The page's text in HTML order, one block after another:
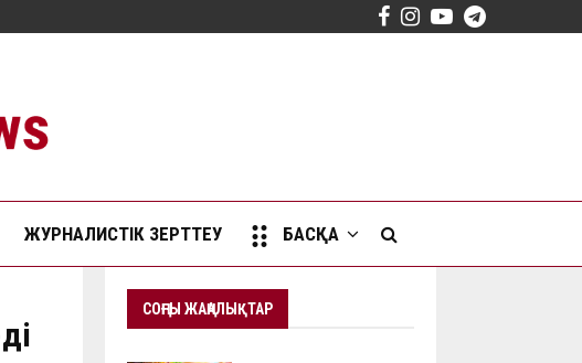
Facebook
Instagram
YoutubeTelegram
ЖУРНАЛИСТІК ЗЕРТТЕУ БАСҚА
СОҢҒЫ ЖАҢАЛЫҚТАР